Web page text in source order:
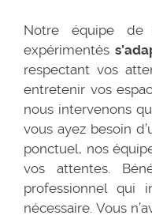
Notre équipe de
expérimentés
respectant vos
entretenir vos
nous intervenons
vous ayez besoin
ponctuel, nos
vos attentes.
professionnel qui
nécessaire. Vous